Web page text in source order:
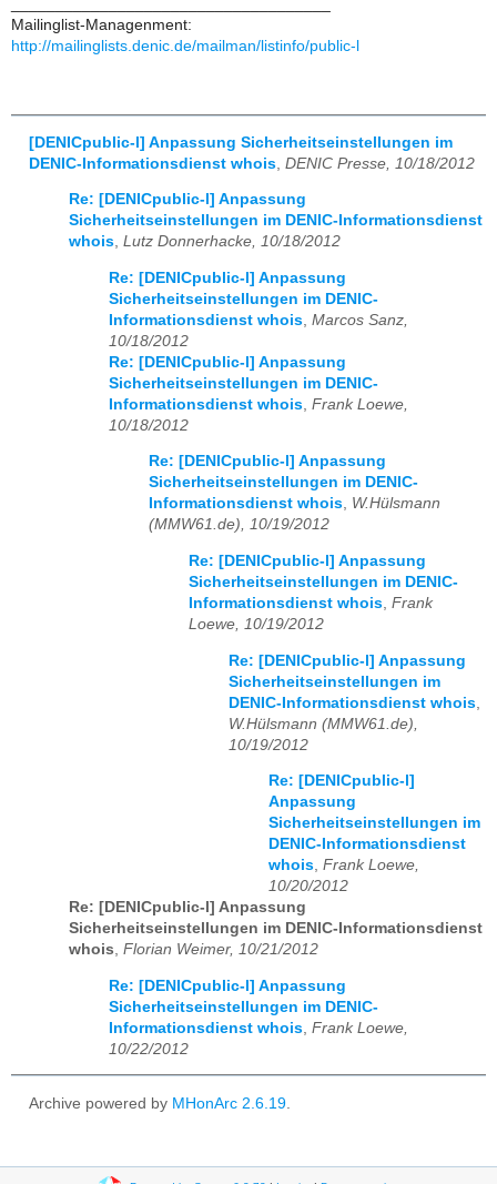
Mailinglist-Managenment:
http://mailinglists.denic.de/mailman/listinfo/public-l
[DENICpublic-l] Anpassung Sicherheitseinstellungen im
DENIC-Informationsdienst whois DENIC Presse, 10/18/2012
Re: [DENICpublic-l] Anpassung
Sicherheitseinstellungen im DENIC-Informationsdienst
whois, Lutz Donnerhacke, 10/18/2012
Re: [DENICpublic-l] Anpassung
Sicherheitseinstellungen im DENIC-
Informationsdienst whois Marcos Sanz,
10/18/2012
Re: [DENICpublic-l] Anpassung
Sicherheitseinstellungen im DENIC-
Informationsdienst whois Frank Loewe,
10/18/2012
Re: [DENICpublic-l] Anpassung
Sicherheitseinstellungen im DENIC-
Informationsdienst whois, W.Hülsmann
(MMW61.de), 10/19/2012
Re: [DENICpublic-l] Anpassung
Sicherheitseinstellungen im DENIC-
Informationsdienst whois Frank
Loewe, 10/19/2012
Re: [DENICpublic-l] Anpassung
Sicherheitseinstellungen im
DENIC-Informationsdienst whois
W.Hülsmann (MMW61.de),
10/19/2012
Re: [DENICpublic-l]
Anpassung
Sicherheitseinstellungen im
DENIC-Informationsdienst
whois, Frank Loewe,
10/20/2012
Re: [DENICpublic-l] Anpassung
Sicherheitseinstellungen im DENIC-Informationsdienst
whois, Florian Weimer, 10/21/2012
Re: [DENICpublic-l] Anpassung
Sicherheitseinstellungen im DENIC-
Informationsdienst whois Frank Loewe,
10/22/2012
Archive powered by MHonArc 2.6.19